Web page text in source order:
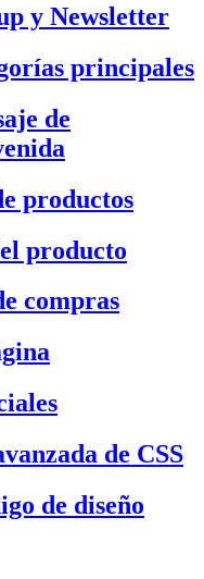
y Newsletter
principales
de
productos
producto
compras
de CSS
de diseño